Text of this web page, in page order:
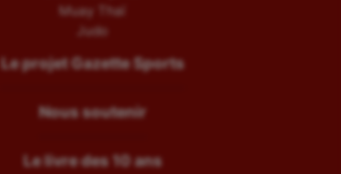
Muay Thaï
Judo
Le projet Gazette Sports
Nous soutenir
Le livre des 10 ans